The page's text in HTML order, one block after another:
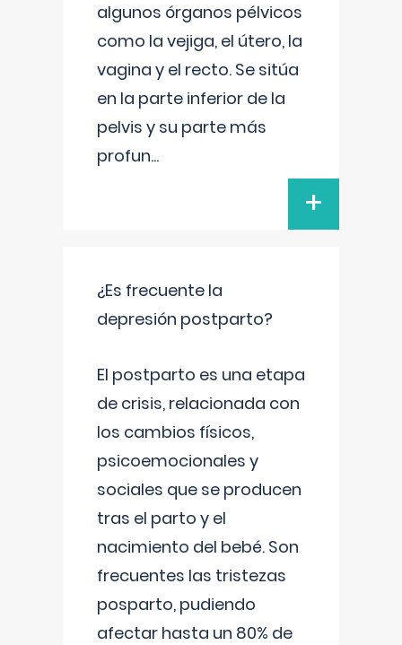
algunos órganos pélvicos
como la vejiga, el útero, la
vagina y el recto. Se sitúa
en la parte inferior de la
pelvis y su parte más
profun...
+
¿Es frecuente la
depresión postparto?
El postparto es una etapa
de crisis, relacionada con
los cambios físicos,
psicoemocionales y
sociales que se producen
tras el parto y el
nacimiento del bebé. Son
frecuentes las tristezas
posparto, pudiendo
afectar hasta un 80% de